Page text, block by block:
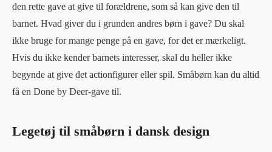
den rette gave at give til forældrene, som så kan give den til
barnet. Hvad giver du i grunden andres børn i gave? Du skal
ikke bruge for mange penge på en gave, for det er mærkeligt.
Hvis du ikke kender barnets interesser, skal du heller ikke
begynde at give det actionfigurer eller spil. Småbørn kan du altid
få en Done by Deer-gave til.
Legetøj til småbørn i dansk design